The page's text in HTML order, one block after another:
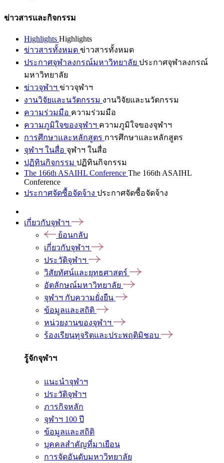
ข่าวสารและกิจกรรม
Highlights Highlights
ข่าวสารทั้งหมด ข่าวสารทั้งหมด
ประกาศจุฬาลงกรณ์มหาวิทยาลัย ประกาศจุฬาลงกรณ์
มหาวิทยาลัย
ข่าวจุฬาฯ ข่าวจุฬาฯ
งานวิจัยและนวัตกรรม งานวิจัยและนวัตกรรม
ความร่วมมือ ความร่วมมือ
ความภูมิใจของจุฬาฯ ความภูมิใจของจุฬาฯ
การศึกษาและหลักสูตร การศึกษาและหลักสูตร
จุฬาฯ ในสื่อ จุฬาฯ ในสื่อ
ปฏิทินกิจกรรม ปฏิทินกิจกรรม
The 166th ASAIHL Conference The 166th ASAIHL
Conference
ประกาศจัดซื้อจัดจ้าง ประกาศจัดซื้อจัดจ้าง
เกี่ยวกับจุฬาฯ
ย้อนกลับ
เกี่ยวกับจุฬาฯ
ประวัติจุฬาฯ
วิสัยทัศน์และยุทธศาสตร์
อัตลักษณ์มหาวิทยาลัย
จุฬาฯ กับความยั่งยืน
ข้อมูลและสถิติ
หน่วยงานของจุฬาฯ
ร้องเรียนทุจริตและประพฤติมิชอบ
รู้จักจุฬาฯ
แนะนำจุฬาฯ
ประวัติจุฬาฯ
ภารกิจหลัก
จุฬาฯ 100 ปี
ข้อมูลและสถิติ
บุคคลสำคัญที่มาเยือน
การจัดอันดับมหาวิทยาลัย